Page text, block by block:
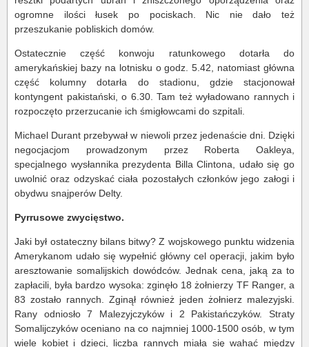
ogromne ilości łusek po pociskach. Nic nie dało też
przeszukanie pobliskich domów.
Ostatecznie część konwoju ratunkowego dotarła do
amerykańskiej bazy na lotnisku o godz. 5.42, natomiast główna
część kolumny dotarła do stadionu, gdzie stacjonował
kontyngent pakistański, o 6.30. Tam też wyładowano rannych i
rozpoczęto przerzucanie ich śmigłowcami do szpitali.
Michael Durant przebywał w niewoli przez jedenaście dni. Dzięki
negocjacjom prowadzonym przez Roberta Oakleya,
specjalnego wysłannika prezydenta Billa Clintona, udało się go
uwolnić oraz odzyskać ciała pozostałych członków jego załogi i
obydwu snajperów Delty.
Pyrrusowe zwycięstwo.
Jaki był ostateczny bilans bitwy? Z wojskowego punktu widzenia
Amerykanom udało się wypełnić główny cel operacji, jakim było
aresztowanie somalijskich dowódców. Jednak cena, jaką za to
zapłacili, była bardzo wysoka: zginęło 18 żołnierzy TF Ranger, a
83 zostało rannych. Zginął również jeden żołnierz malezyjski.
Rany odniosło 7 Malezyjczyków i 2 Pakistańczyków. Straty
Somalijczyków oceniano na co najmniej 1000-1500 osób, w tym
wiele kobiet i dzieci, liczba rannych miała się wahać między